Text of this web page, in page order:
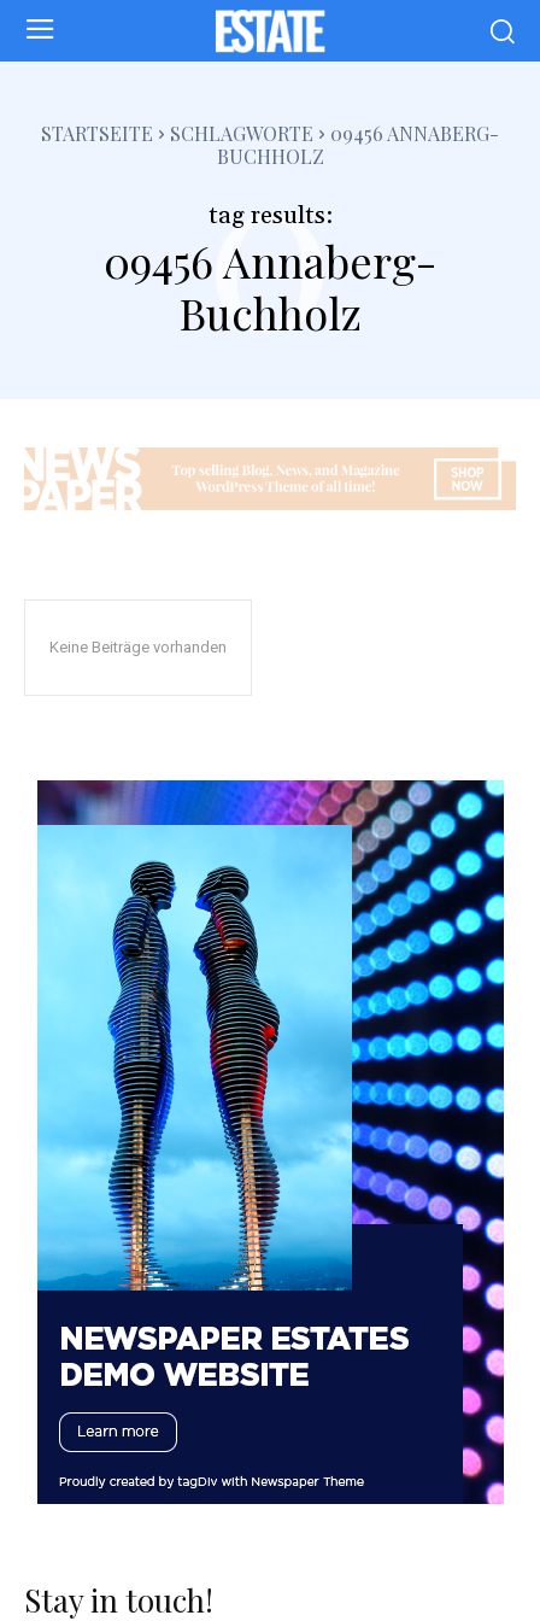
STARTSEITE SCHLAGWORTE
09456 ANNABERG-
BUCHHOLZ
tag results:
09456 Annaberg-
Buchholz
0
Keine Beiträge vorhanden
Stay in touch!